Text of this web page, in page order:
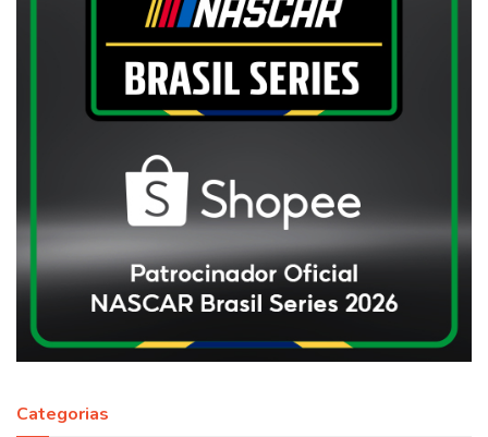
Categorias